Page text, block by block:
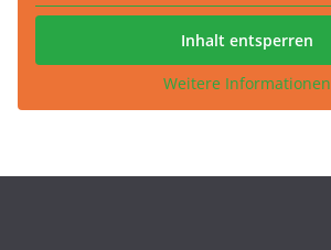
Inhalt entsperren
Weitere Informationen